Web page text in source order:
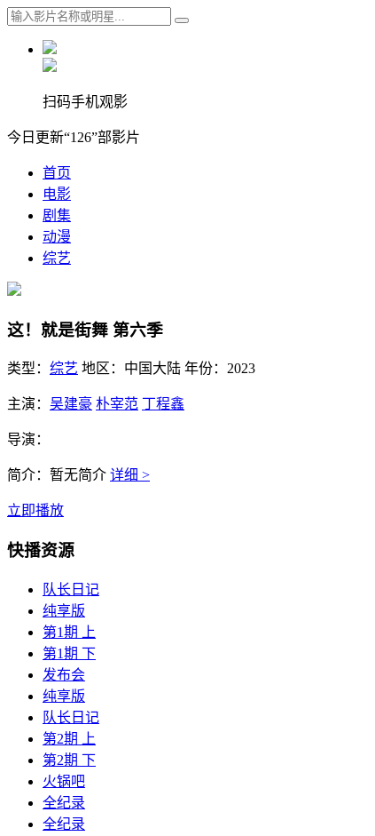
扫码手机观影
今日更新“126”部影片
首页
电影
剧集
动漫
综艺
这！就是街舞 第六季
类型： 综艺 地区： 中国大陆 年份： 2023
主演： 吴建豪 朴宰范 丁程鑫
导演：
简介： 暂无简介 详细 >
立即播放
快播资源
队长日记
纯享版
第1期 上
第1期 下
发布会
纯享版
队长日记
第2期 上
第2期 下
火锅吧
全纪录
全纪录